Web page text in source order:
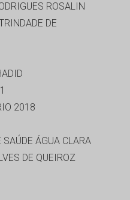
ROSALIN
DE
2018
ÁGUA CLARA
DE QUEIROZ